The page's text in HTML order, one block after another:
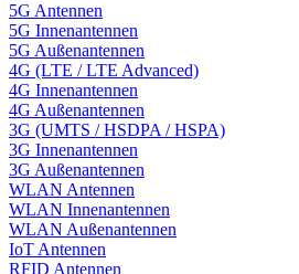
5G Antennen
5G Innenantennen
5G Außenantennen
4G (LTE / LTE Advanced)
4G Innenantennen
4G Außenantennen
3G (UMTS / HSDPA / HSPA)
3G Innenantennen
3G Außenantennen
WLAN Antennen
WLAN Innenantennen
WLAN Außenantennen
IoT Antennen
RFID Antennen